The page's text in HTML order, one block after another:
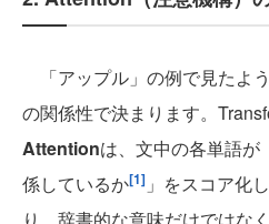
「アップル」の例で見たよ
の関係性で決まります。
Attentionは、文中の各単語が
係しているか[1] 」をスコア化